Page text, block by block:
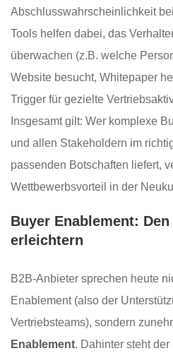
Abschlusswahrscheinlichkeit
Tools helfen dabei, das
überwachen (z.B. welche
Website besucht, Whitepaper
Trigger für gezielte
Insgesamt gilt: Wer komplexe
und allen Stakeholdern im
passenden Botschaften liefert,
Wettbewerbsvorteil in der
Buyer Enablement:
erleichtern
B2B-Anbieter sprechen heute
Enablement (also der
Vertriebsteams), sondern
Enablement. Dahinter steht